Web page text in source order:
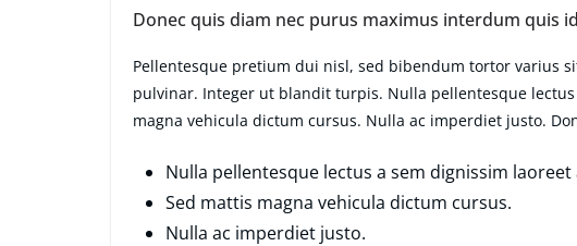
Donec quis diam nec purus maximus interdum quis
Pellentesque pretium dui nisl, sed bibendum tortor varius
pulvinar. Integer ut blandit turpis. Nulla pellentesque
magna vehicula dictum cursus. Nulla ac imperdiet justo.
Nulla pellentesque lectus a sem dignissim laoreet
Sed mattis magna vehicula dictum cursus.
Nulla ac imperdiet justo.